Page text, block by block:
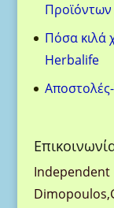
Προϊόντων
Πόσα κιλά
Herbalife